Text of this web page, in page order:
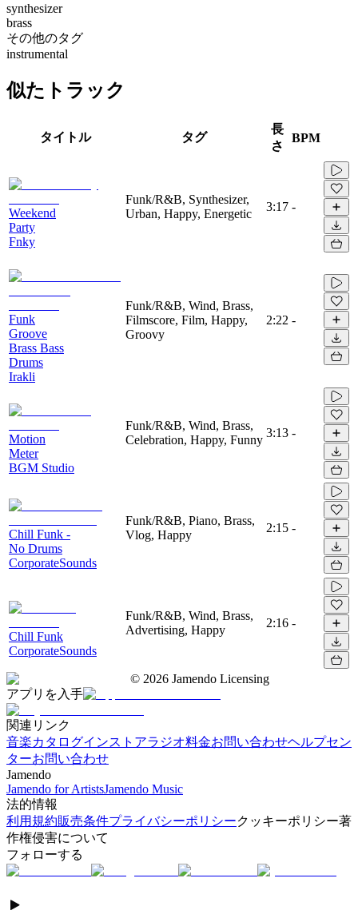
synthesizer
brass
その他のタグ
instrumental
似たトラック
タイトル タグ
長
さ
BPM
Weekend
Party
Fnky
Funk/R&B, Synthesizer,
Urban, Happy, Energetic
3:17 -
Funk
Groove
Brass Bass
Drums
Irakli
Funk/R&B, Wind, Brass,
Filmscore, Film, Happy,
Groovy
2:22 -
Motion
Meter
BGM Studio
Funk/R&B, Wind, Brass,
Celebration, Happy, Funny
3:13 -
Chill Funk -
No Drums
CorporateSounds
Funk/R&B, Piano, Brass,
Vlog, Happy
2:15 -
Chill Funk
CorporateSounds
Funk/R&B, Wind, Brass,
Advertising, Happy
2:16 -
© 2026 Jamendo Licensing
アプリを入手
関連リンク
音楽カタログインストアラジオ料金お問い合わせヘルプセン
ターお問い合わせ
Jamendo
Jamendo for ArtistsJamendo Music
法的情報
利用規約販売条件プライバシーポリシークッキーポリシー著
作権侵害について
フォローする